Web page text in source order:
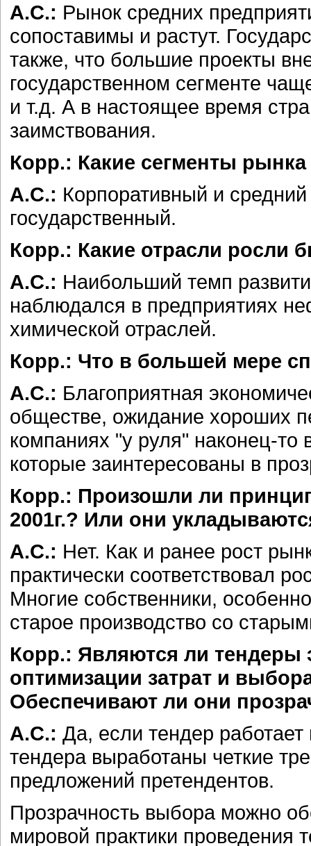
А.С.: Рынок средних
сопоставимы и растут.
также, что большие проекты
государственном сегменте
и т.д. А в настоящее время
заимствования.
Корр.: Какие сегменты
А.С.: Корпоративный и
государственный.
Корр.: Какие отрасли росли
А.С.: Наибольший темп
наблюдался в предприятиях
химической отраслей.
Корр.: Что в большей мере
А.С.: Благоприятная
обществе, ожидание хороших
компаниях "у руля" наконец-то
которые заинтересованы в
Корр.: Произошли ли
2001г.? Или они
А.С.: Нет. Как и ранее рост
практически соответствовал
Многие собственники,
старое производство со
Корр.: Являются ли
оптимизации затрат и
Обеспечивают ли они
А.С.: Да, если тендер
тендера выработаны четкие
предложений претендентов.
Прозрачность выбора можно
мировой практики проведения